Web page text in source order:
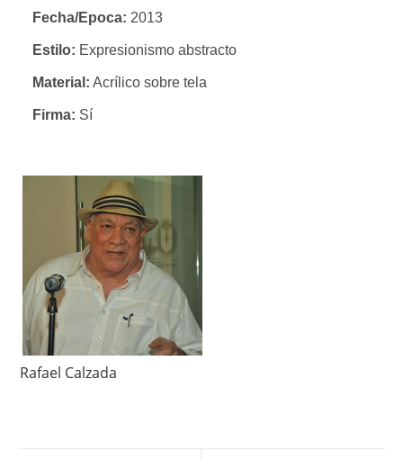
Fecha/Epoca: 2013
Estilo: Expresionismo abstracto
Material: Acrílico sobre tela
Firma: Sí
Rafael Calzada